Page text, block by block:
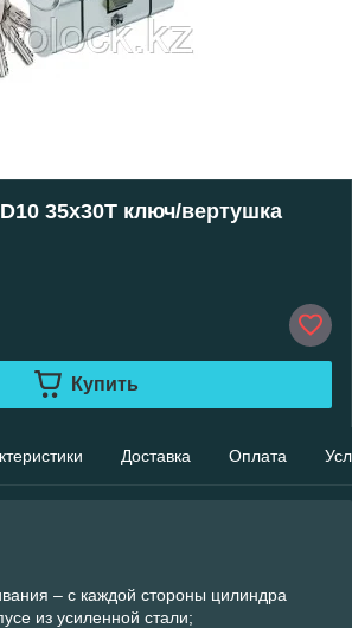
35х30Т ключ/вертушка
Купить
Доставка Оплата
– с каждой стороны цилиндра
из усиленной стали;